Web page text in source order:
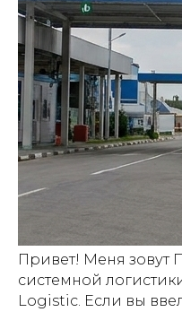
Привет! Меня зовут
системной
Logistic. Если вы